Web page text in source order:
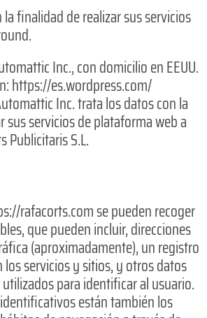
finalidad de realizar sus servicios
Inc., con domicilio en EEUU.
https://es.wordpress.com/
Inc. trata los datos con la
sus servicios de plataforma web a
Publicitaris S.L.
rafacorts.com se pueden recoger
que pueden incluir, direcciones
(aproximadamente), un registro
los servicios y sitios, y otros datos
para identificar al usuario.
están también los